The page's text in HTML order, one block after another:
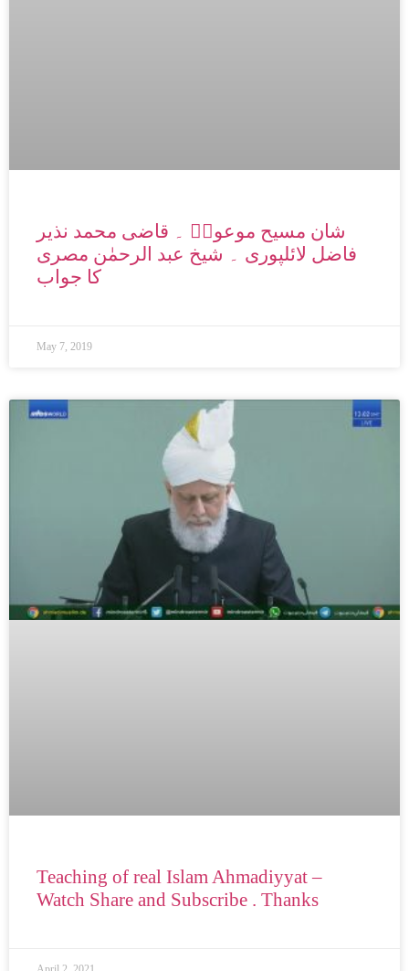
شان مسیح موعودؑ ۔ قاضی محمد نذیر
فاضل لائلپوری ۔ شیخ عبد الرحمٰن مصری
کا جواب
May 7, 2019
Teaching of real Islam Ahmadiyyat –
Watch Share and Subscribe . Thanks